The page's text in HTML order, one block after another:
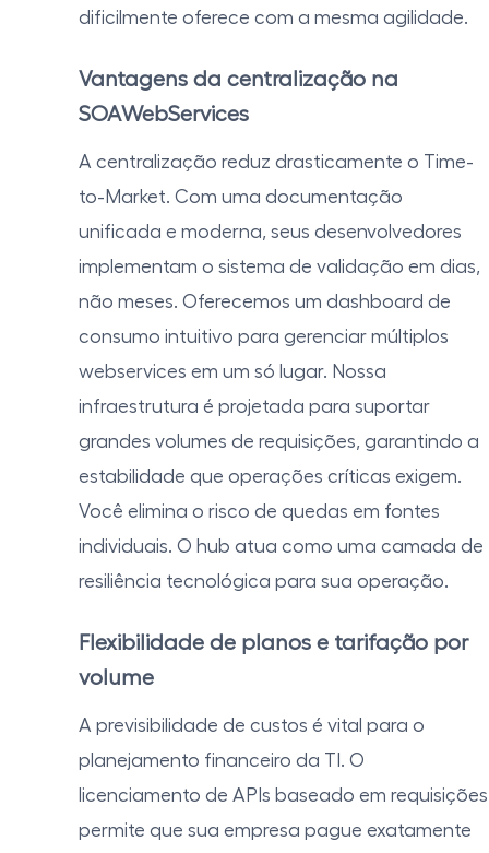
dificilmente oferece com a mesma agilidade.
Vantagens da centralização na
SOAWebServices
A centralização reduz drasticamente o Time-
to-Market. Com uma documentação
unificada e moderna, seus desenvolvedores
implementam o sistema de validação em dias,
não meses. Oferecemos um dashboard de
consumo intuitivo para gerenciar múltiplos
webservices em um só lugar. Nossa
infraestrutura é projetada para suportar
grandes volumes de requisições, garantindo a
estabilidade que operações críticas exigem.
Você elimina o risco de quedas em fontes
individuais. O hub atua como uma camada de
resiliência tecnológica para sua operação.
Flexibilidade de planos e tarifação por
volume
A previsibilidade de custos é vital para o
planejamento financeiro da TI. O
licenciamento de APIs baseado em requisições
permite que sua empresa pague exatamente